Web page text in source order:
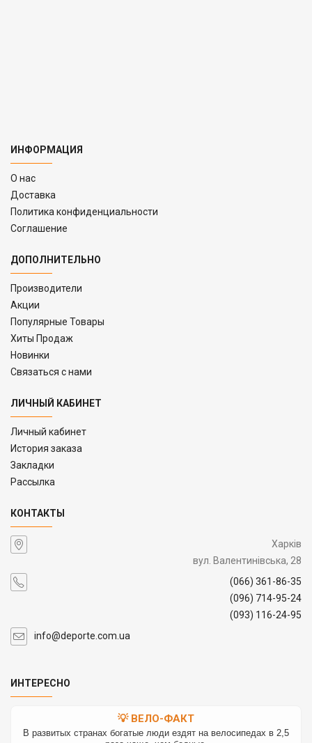
ИНФОРМАЦИЯ
O нас
Доставка
Политика конфиденциальности
Соглашение
ДОПОЛНИТЕЛЬНО
Производители
Акции
Популярные Товары
Хиты Продаж
Новинки
Связаться с нами
ЛИЧНЫЙ КАБИНЕТ
Личный кабинет
История заказа
Закладки
Рассылка
КОНТАКТЫ
Харків
вул. Валентинівська, 28
(066) 361-86-35
(096) 714-95-24
(093) 116-24-95
info@deporte.com.ua
ИНТЕРЕСНО
💡 ВЕЛО-ФАКТ
В развитых странах богатые люди ездят на велосипедах в 2,5